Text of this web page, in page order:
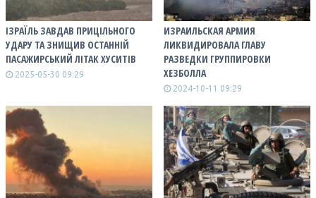
ІЗРАЇЛЬ ЗАВДАВ ПРИЦІЛЬНОГО
УДАРУ ТА ЗНИЩИВ ОСТАННІЙ
ПАСАЖИРСЬКИЙ ЛІТАК ХУСИТІВ
2025-05-30 09:29
ИЗРАИЛЬСКАЯ АРМИЯ
ЛИКВИДИРОВАЛА ГЛАВУ
РАЗВЕДКИ ГРУППИРОВКИ
ХЕЗБОЛЛА
2024-10-11 09:29